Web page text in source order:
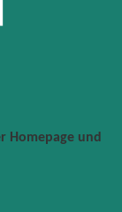
Homepage und